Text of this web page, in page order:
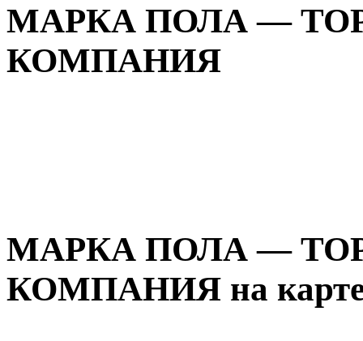
МАРКА ПОЛА —
КОМПАНИЯ
МАРКА ПОЛА —
КОМПАНИЯ на